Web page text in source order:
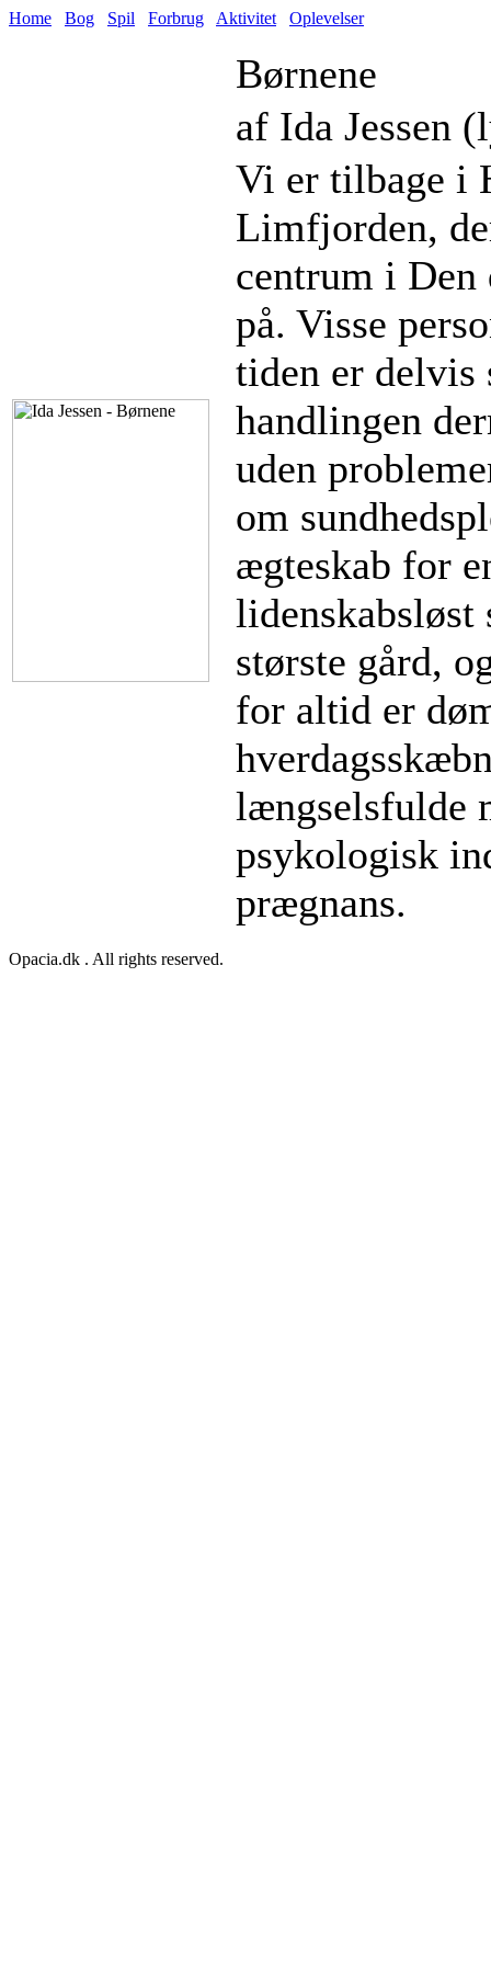
Home Bog Spil Forbrug Aktivitet Oplevelser
Børnene
af Ida Jessen
Vi er tilbage i
Limfjorden,
centrum i
på. Visse
tiden er delvis
handlingen
uden
om
ægteskab for
lidenskabsløst
største gård,
for altid er
længselsfulde
psykologisk
prægnans.
Opacia.dk . All rights reserved.